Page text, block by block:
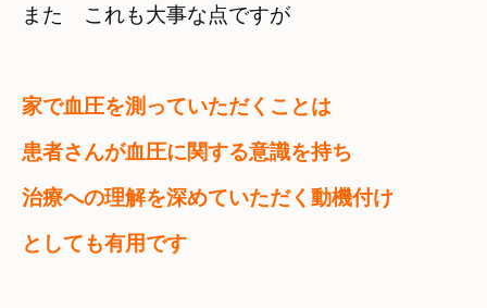
また　これも大事な点ですが
家で血圧を測っていただくことは
患者さんが血圧に関する意識を持ち
治療への理解を深めていただく動機付け
としても有用です